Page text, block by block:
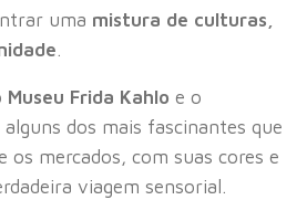
uma mistura de culturas,
.
Museu Frida Kahlo e o
alguns dos mais fascinantes que
os mercados, com suas cores e
viagem sensorial.